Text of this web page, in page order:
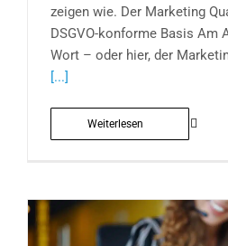
zeigen wie. Der Marketing
DSGVO-konforme Basis Am
Wort – oder hier, der
[...]
Weiterlesen